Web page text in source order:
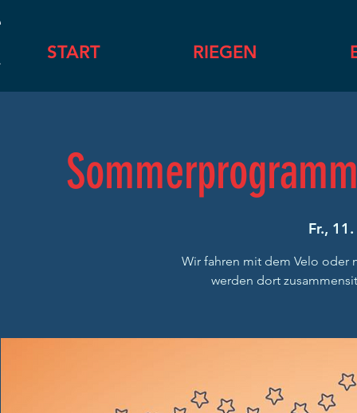
START RIEGEN
Fr.,
Wir fahren mit dem Velo oder
werden dort